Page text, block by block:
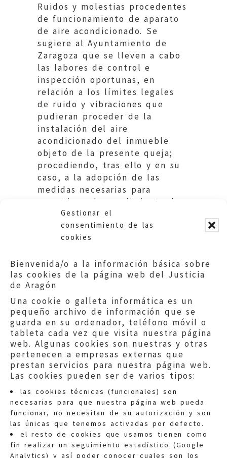
Gestionar el
consentimiento de las
cookies
Bienvenida/o a la información básica sobre
las cookies de la página web del Justicia
de Aragón
Una cookie o galleta informática es un
pequeño archivo de información que se
guarda en su ordenador, teléfono móvil o
tableta cada vez que visita nuestra página
web. Algunas cookies son nuestras y otras
pertenecen a empresas externas que
prestan servicios para nuestra página web.
Las cookies pueden ser de varios tipos:
las cookies técnicas (funcionales) son
necesarias para que nuestra página web pueda
funcionar, no necesitan de su autorización y son
las únicas que tenemos activadas por defecto.
el resto de cookies que usamos tienen como
fin realizar un seguimiento estadístico (Google
Analytics) y así poder conocer cuales son los
Ruidos y molestias procedentes
de funcionamiento de aparato
de aire acondicionado. Se
sugiere al Ayuntamiento de
Zaragoza que se lleven a cabo
las labores de control e
inspección oportunas, en
relación a los límites legales
de ruido y vibraciones que
pudieran proceder de la
instalación del aire
acondicionado del inmueble
objeto de la presente queja;
procediendo, tras ello y en su
caso, a la adopción de las
medidas necesarias para
garantizar el cumplimiento de
la normativa de aplicación.
Quejas:quejas@eljusticiadearagon.es
Información general: